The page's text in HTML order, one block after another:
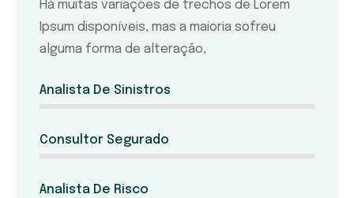
Há muitas variações de trechos de Lorem
Ipsum disponíveis, mas a maioria sofreu
alguma forma de alteração,
Analista De Sinistros
Consultor Segurado
Analista De Risco